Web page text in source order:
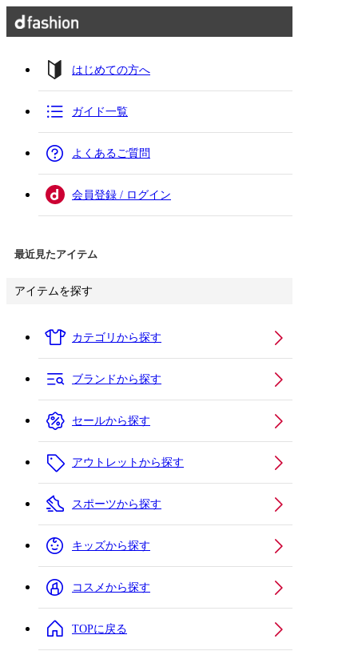
はじめての方へ
ガイド一覧
よくあるご質問
会員登録 / ログイン
最近見たアイテム
アイテムを探す
カテゴリから探す
ブランドから探す
セールから探す
アウトレットから探す
スポーツから探す
キッズから探す
コスメから探す
TOPに戻る